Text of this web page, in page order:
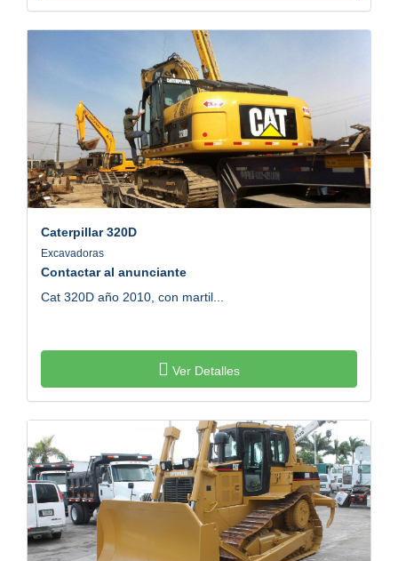
Caterpillar 320D
Excavadoras
Contactar al anunciante
Cat 320D año 2010, con martil...
Ver Detalles